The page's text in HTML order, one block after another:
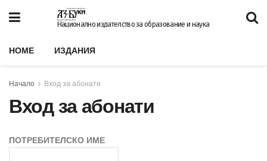
Национално издателство за образование и наука
HOME ИЗДАНИЯ
Начало Вход за абонати
Вход за абонати
ПОТРЕБИТЕЛСКО ИМЕ